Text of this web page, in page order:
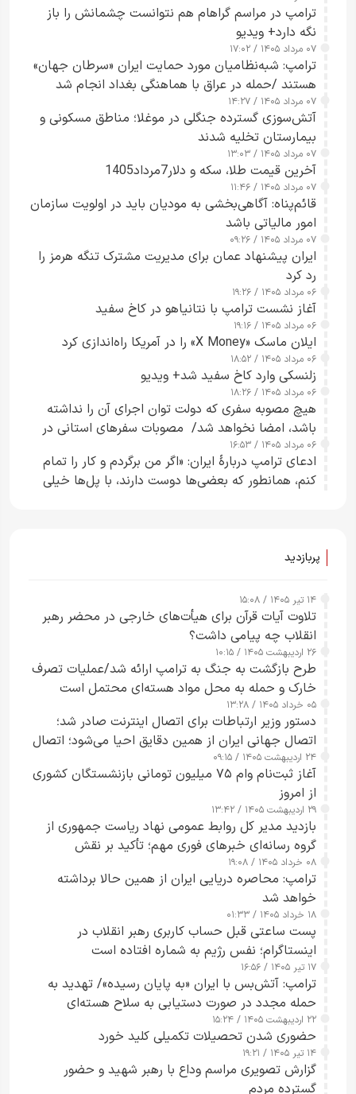
ترامپ در مراسم گراهام هم نتوانست چشمانش را باز
نگه دارد+ ویدیو
۰۷ مرداد ۱۴۰۵ / ۱۷:۰۲
ترامپ: شبه‌نظامیان مورد حمایت ایران «سرطان جهان»
هستند /حمله در عراق با هماهنگی بغداد انجام شد
۰۷ مرداد ۱۴۰۵ / ۱۴:۲۷
آتش‌سوزی گسترده جنگلی در موغلا؛ مناطق مسکونی و
بیمارستان تخلیه شدند
۰۷ مرداد ۱۴۰۵ / ۱۳:۰۳
آخرین قیمت طلا، سکه و دلار7مرداد1405
۰۷ مرداد ۱۴۰۵ / ۱۱:۴۶
قائم‌پناه: آگاهی‌بخشی به مودیان باید در اولویت سازمان
امور مالیاتی باشد
۰۷ مرداد ۱۴۰۵ / ۰۹:۲۶
ایران پیشنهاد عمان برای مدیریت مشترک تنگه هرمز را
رد کرد
۰۶ مرداد ۱۴۰۵ / ۱۹:۲۶
آغاز نشست ترامپ با نتانیاهو در کاخ سفید
۰۶ مرداد ۱۴۰۵ / ۱۹:۱۶
ایلان ماسک «X Money» را در آمریکا راه‌اندازی کرد
۰۶ مرداد ۱۴۰۵ / ۱۸:۵۲
زلنسکی وارد کاخ سفید شد+ ویدیو
۰۶ مرداد ۱۴۰۵ / ۱۸:۲۶
هیچ مصوبه سفری که دولت توان اجرای آن را نداشته
باشد، امضا نخواهد شد/ مصوبات سفرهای استانی در
چارچوب قانون بودجه است+ عکس
۰۶ مرداد ۱۴۰۵ / ۱۶:۵۳
ادعای ترامپ دربارهٔ ایران: «اگر من برگردم و کار را تمام
کنم، همانطور که بعضی‌ها دوست دارند، با پل‌ها خیلی
پربازدید
۱۴ تیر ۱۴۰۵ / ۱۵:۰۸
تلاوت آیات قرآن برای هیأت‌های خارجی در محضر رهبر
انقلاب چه پیامی داشت؟
۲۶ اردیبهشت ۱۴۰۵ / ۱۰:۱۵
طرح‌ بازگشت به جنگ به ترامپ ارائه شد/عملیات تصرف
خارک و حمله به محل مواد هسته‌ای محتمل است
۰۵ خرداد ۱۴۰۵ / ۱۳:۲۸
دستور وزیر ارتباطات برای اتصال اینترنت صادر شد؛
اتصال جهانی ایران از همین دقایق احیا می‌شود؛ اتصال
کامل مردم تا ۲۴ ساعت آینده
۲۴ اردیبهشت ۱۴۰۵ / ۰۹:۱۵
آغاز ثبت‌نام وام ۷۵ میلیون تومانی بازنشستگان کشوری
از امروز
۲۹ اردیبهشت ۱۴۰۵ / ۱۳:۴۲
بازدید مدیر کل روابط عمومی نهاد ریاست جمهوری از
گروه رسانه‌ای خبرهای فوری مهم؛ تأکید بر نقش
رسانه‌های هوشمند و مسئول در ارتقای آگاهی عمومی
۰۸ خرداد ۱۴۰۵ / ۱۹:۰۸
ترامپ: محاصره دریایی ایران از همین حالا برداشته
خواهد شد
۱۸ خرداد ۱۴۰۵ / ۰۱:۳۳
پست ساعتی قبل حساب کاربری رهبر انقلاب در
اینستاگرام؛ نفس رژیم به شماره افتاده است​
۱۷ تیر ۱۴۰۵ / ۱۶:۵۶
ترامپ: آتش‌بس با ایران «به پایان رسیده»/ تهدید به
حمله مجدد در صورت دستیابی به سلاح هسته‌ای
۲۲ اردیبهشت ۱۴۰۵ / ۱۵:۲۴
حضوری شدن تحصیلات تکمیلی کلید خورد
۱۴ تیر ۱۴۰۵ / ۱۹:۲۱
گزارش تصویری مراسم وداع با رهبر شهید و حضور
گسترده مردم